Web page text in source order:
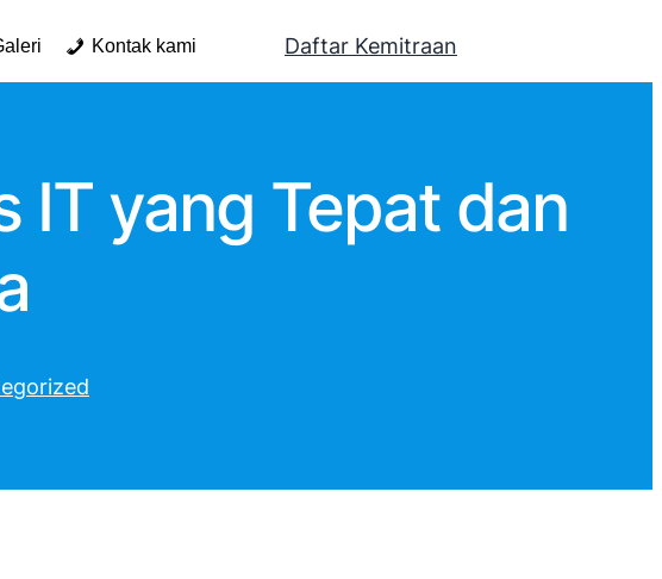
Kontak kami Daftar Kemitraan
IT yang Tepat dan